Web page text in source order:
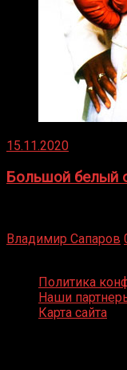
15.11.2020
Большой белый
Владимир Сапаров
Политика
Наши
Карта сайта